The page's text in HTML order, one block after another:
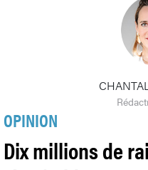
OPINION
Dix millions de